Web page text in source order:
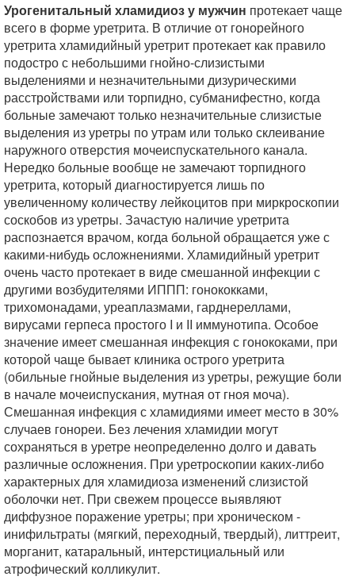
Урогенитальный хламидиоз у мужчин протекает чаще
всего в форме уретрита. В отличие от гонорейного
уретрита хламидийный уретрит протекает как правило
подостро с небольшими гнойно-слизистыми
выделениями и незначительными дизурическими
расстройствами или торпидно, субманифестно, когда
больные замечают только незначительные слизистые
выделения из уретры по утрам или только склеивание
наружного отверстия мочеиспускательного канала.
Нередко больные вообще не замечают торпидного
уретрита, который диагностируется лишь по
увеличенному количеству лейкоцитов при миркроскопии
соскобов из уретры. Зачастую наличие уретрита
распознается врачом, когда больной обращается уже с
какими-нибудь осложнениями. Хламидийный уретрит
очень часто протекает в виде смешанной инфекции с
другими возбудителями ИППП: гонококками,
трихомонадами, уреаплазмами, гарднереллами,
вирусами герпеса простого I и II иммунотипа. Особое
значение имеет смешанная инфекция с гонококами, при
которой чаще бывает клиника острого уретрита
(обильные гнойные выделения из уретры, режущие боли
в начале мочеиспускания, мутная от гноя моча).
Смешанная инфекция с хламидиями имеет место в 30%
случаев гонореи. Без лечения хламидии могут
сохраняться в уретре неопределенно долго и давать
различные осложнения. При уретроскопии каких-либо
характерных для хламидиоза изменений слизистой
оболочки нет. При свежем процессе выявляют
диффузное поражение уретры; при хроническом -
инифильтраты (мягкий, переходный, твердый), литтреит,
морганит, катаральный, интерстициальный или
атрофический колликулит.